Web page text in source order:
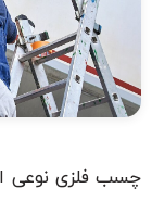
چسب فلزی نوعی